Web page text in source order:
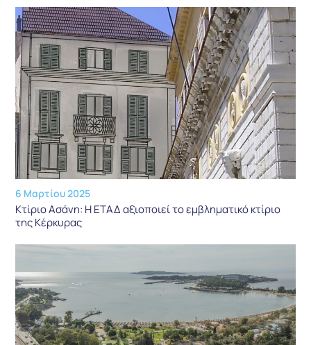
6 Μαρτίου 2025
Κτίριο Ασάνη: Η ΕΤΑΔ αξιοποιεί το εμβληματικό κτίριο
της Κέρκυρας